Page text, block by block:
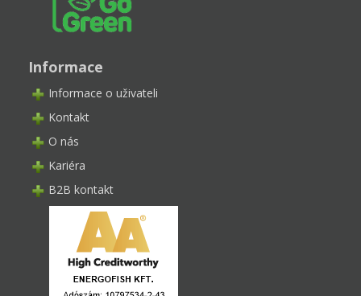
Informace
Informace o uživateli
Kontakt
O nás
Kariéra
B2B kontakt